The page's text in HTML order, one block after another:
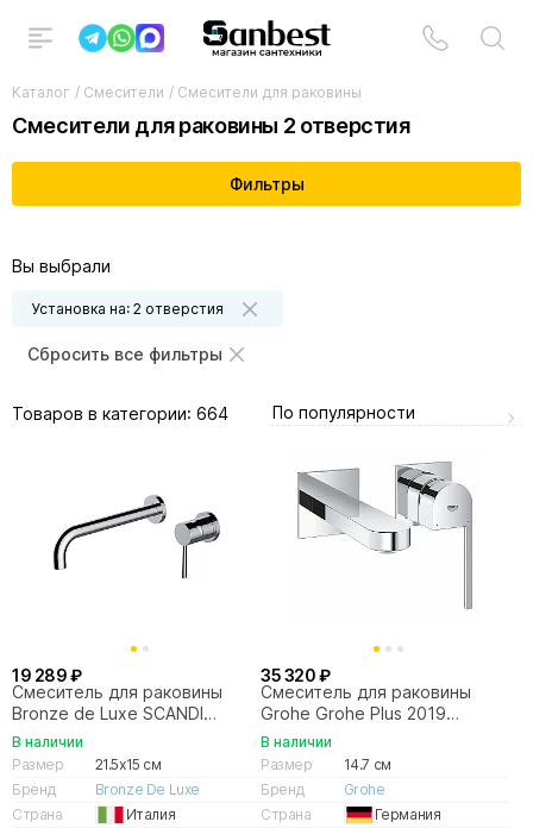
Каталог / Смесители / Смесители для раковины
Смесители для раковины 2 отверстия
Фильтры
Вы выбрали
Установка на: 2 отверстия
Сбросить все фильтры
Товаров в категории: 664 По популярности
19 289 ₽
Смеситель для раковины
Bronze de Luxe SCANDI
14511C хром
В наличии
Размер
21.5x15 см
Бренд
Bronze De Luxe
Страна
Италия
35 320 ₽
Смеситель для раковины
Grohe Grohe Plus 2019
29303003
В наличии
Размер
14.7 см
Бренд
Grohe
Страна
Германия